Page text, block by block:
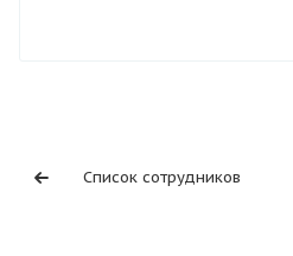
Список сотрудников